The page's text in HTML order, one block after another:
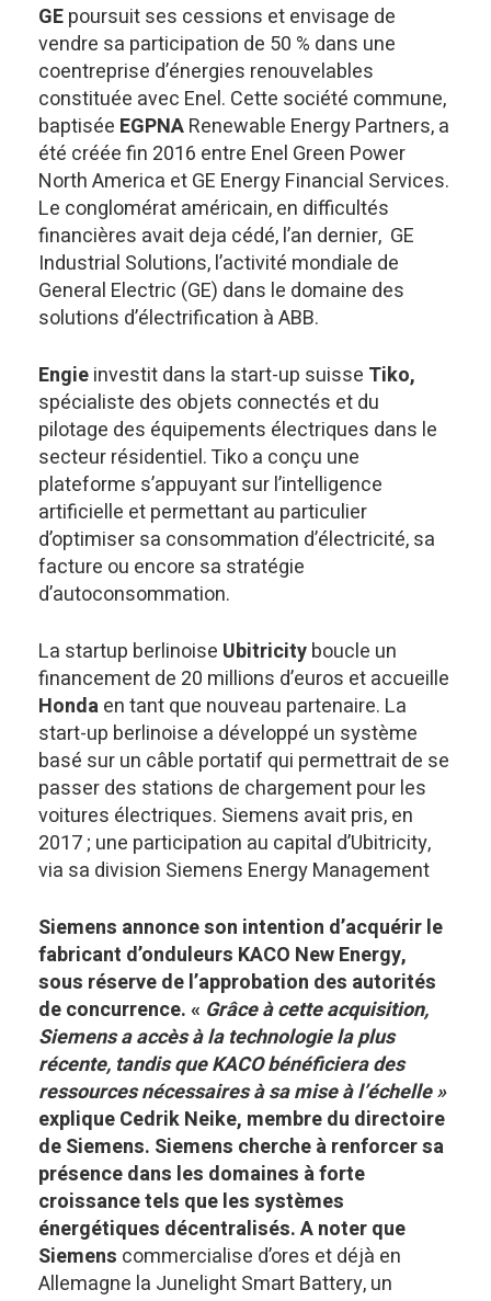
GEpoursuit ses cessions et envisage de
vendre sa participation de 50 % dans une
coentreprise d’énergies renouvelables
constituée avec Enel. Cette société commune,
baptisée EGPNARenewable Energy Partners, a
été créée fin 2016 entre Enel Green Power
North America et GE Energy Financial Services.
Le conglomérat américain, en difficultés
financières avait deja cédé, l’an dernier, GE
Industrial Solutions, l’activité mondiale de
General Electric (GE) dans le domaine des
solutions d’électrification à ABB.
Engieinvestit dans la start-up suisse Tiko,
spécialiste des objets connectés et du
pilotage des équipements électriques dans le
secteur résidentiel. Tiko a conçu une
plateforme s’appuyant sur l’intelligence
artificielle et permettant au particulier
d’optimiser sa consommation d’électricité, sa
facture ou encore sa stratégie
d’autoconsommation.
La startup berlinoise Ubitricityboucle un
financement de 20 millions d’euros et accueille
Hondaen tant que nouveau partenaire. La
start-up berlinoise a développé un système
basé sur un câble portatif qui permettrait de se
passer des stations de chargement pour les
voitures électriques. Siemens avait pris, en
2017 ; une participation au capital d’Ubitricity,
via sa division Siemens Energy Management
Siemens annonce son intention d’acquérir le
fabricant d’onduleurs KACO New Energy,
sous réserve de l’approbation des autorités
de concurrence. « Grâce à cette acquisition,
Siemens a accès à la technologie la plus
récente, tandis que KACO bénéficiera des
ressources nécessaires à sa mise à l’échelle »
explique Cedrik Neike, membre du directoire
de Siemens. Siemens cherche à renforcer sa
présence dans les domaines à forte
croissance tels que les systèmes
énergétiques décentralisés. A noter que
Siemens commercialise d’ores et déjà en
Allemagne la Junelight Smart Battery, un